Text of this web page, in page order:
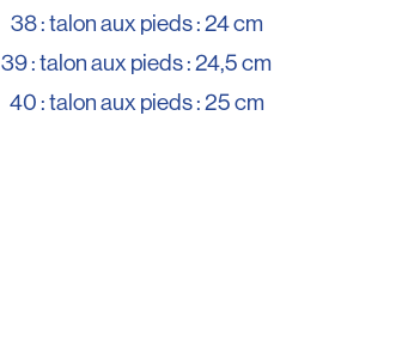
38 : talon aux pieds : 24 cm
39 : talon aux pieds : 24,5 cm
40 : talon aux pieds : 25 cm